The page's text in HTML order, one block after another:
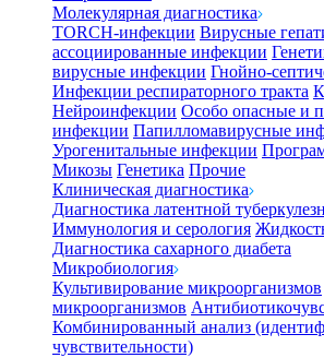
Молекулярная диагностика
TORCH-инфекции Вирусные
ассоциированные инфекции
вирусные инфекции Гнойно-
Инфекции респираторного тракта
Нейроинфекции Особо опасные и
инфекции Папилломавирусные
Урогенитальные инфекции
Микозы Генетика Прочие
Клиническая диагностика
Диагностика латентной
Иммунология и серология
Диагностика сахарного диабета
Микробиология
Культивирование микроорганизмов
микроорганизмов
Комбинированный анализ
чувствительности)